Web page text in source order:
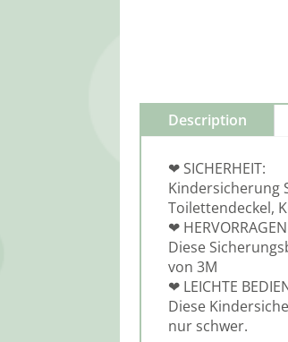
Description
❤ SICHERHEIT:
Kindersicherung
Toilettendeckel,
❤
Diese
von 3M
❤ LEICHTE
Diese
nur schwer.